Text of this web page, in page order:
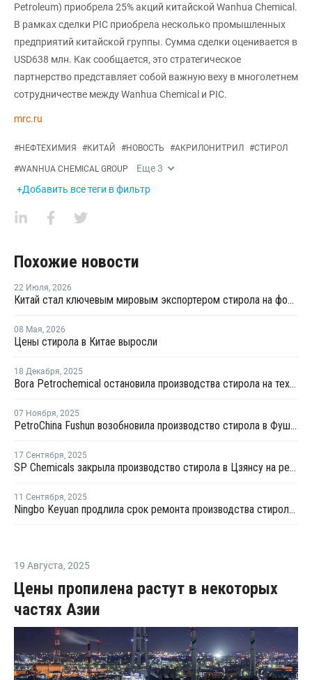
Petroleum) приобрела 25% акций китайской Wanhua Chemical.
В рамках сделки PIC приобрела несколько промышленных
предприятий китайской группы. Сумма сделки оценивается в
USD638 млн. Как сообщается, это стратегическое
партнерство представляет собой важную веху в многолетнем
сотрудничестве между Wanhua Chemical и PIC.
mrc.ru
#НЕФТЕХИМИЯ #КИТАЙ #НОВОСТЬ #АКРИЛОНИТРИЛ #СТИРОЛ
#WANHUA CHEMICAL GROUP Еще3
+Добавить все теги в фильтр
Похожие новости
22 Июля, 2026
Китай стал ключевым мировым экспортером стирола на фоне кризиса на Ближнем Востоке
08 Мая, 2026
Цены стирола в Китае выросли
18 Декабря, 2025
Bora Petrochemical остановила производства стирола на техническое обслуживание
07 Ноября, 2025
PetroChina Fushun возобновила производство стирола в Фушуне
17 Сентября, 2025
SP Chemicals закрыла производство стирола в Цзянсу на ремонт
11 Сентября, 2025
Ningbo Keyuan продлила срок ремонта производства стирола в Нинбо
19 Августа, 2025
Цены пропилена растут в некоторых
частях Азии